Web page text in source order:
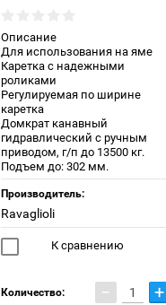
Описание
Для использования на яме
Каретка с надежными
роликами
Регулируемая по ширине
каретка
Домкрат канавный
гидравлический c ручным
приводом, г/п до 13500 кг.
Подъем до: 302 мм.
Производитель:
Ravaglioli
К сравнению
Количество: − +